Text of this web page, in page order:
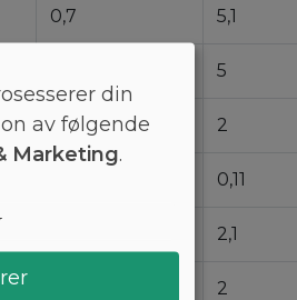
0,7 5,1
5
0,28 2
0,11
2,1
2
din
av følgende
Marketing.